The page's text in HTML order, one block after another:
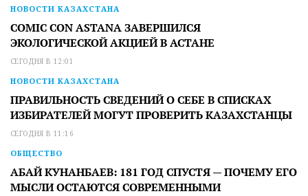
НОВОСТИ КАЗАХСТАНА
COMIC CON ASTANA ЗАВЕРШИЛСЯ
ЭКОЛОГИЧЕСКОЙ АКЦИЕЙ В АСТАНЕ
СЕГОДНЯ В 12:01
НОВОСТИ КАЗАХСТАНА
ПРАВИЛЬНОСТЬ СВЕДЕНИЙ О СЕБЕ В СПИСКАХ
ИЗБИРАТЕЛЕЙ МОГУТ ПРОВЕРИТЬ КАЗАХСТАНЦЫ
СЕГОДНЯ В 11:16
ОБЩЕСТВО
АБАЙ КУНАНБАЕВ: 181 ГОД СПУСТЯ — ПОЧЕМУ ЕГО
МЫСЛИ ОСТАЮТСЯ СОВРЕМЕННЫМИ